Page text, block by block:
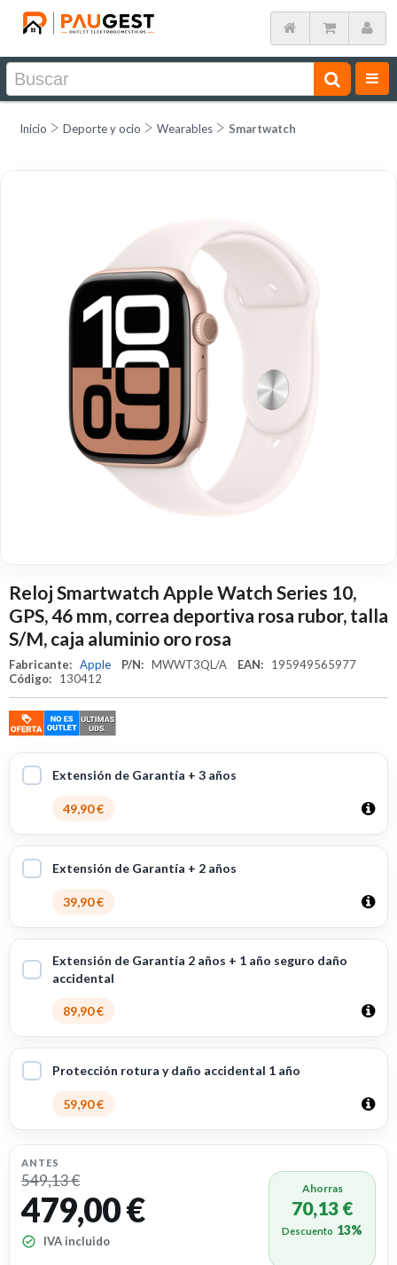
Inicio Deporte y ocio Wearables Smartwatch
Reloj Smartwatch Apple Watch Series 10,
GPS, 46 mm, correa deportiva rosa rubor, talla
S/M, caja aluminio oro rosa
Fabricante: Apple P/N: MWWT3QL/A EAN:
195949565977
Código:
130412
Extensión de Garantía + 3 años
49,90 €
Extensión de Garantía + 2 años
39,90 €
Extensión de Garantía 2 años + 1 año seguro daño
accidental
89,90 €
Protección rotura y daño accidental 1 año
59,90 €
ANTES
549,13 €
479,00 €
IVA incluido
Ahorras
70,13 €
Descuento 13%